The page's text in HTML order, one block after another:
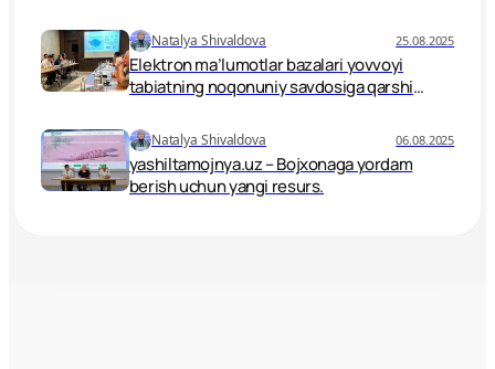
Natalya Shivaldova 25.08.2025
Elektron ma’lumotlar bazalari yovvoyi
tabiatning noqonuniy savdosiga qarshi
Natalya Shivaldova 06.08.2025
yashiltamojnya.uz – Bojxonaga yordam
berish uchun yangi resurs.